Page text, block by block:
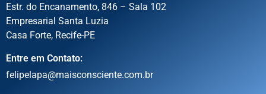
Estr. do Encanamento, 846 – Sala 102
Empresarial Santa Luzia
Casa Forte, Recife-PE
Entre em Contato:
felipelapa@maisconsciente.com.br